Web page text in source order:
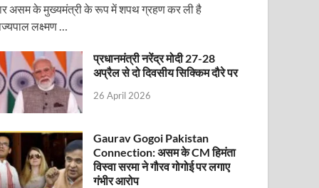
असम के मुख्यमंत्री के रूप में शपथ ग्रहण कर ली है
लक्ष्मण …
प्रधानमंत्री नरेंद्र मोदी 27-28
अप्रैल से दो दिवसीय सिक्किम दौरे पर
26 April 2026
Gaurav Gogoi Pakistan
Connection: असम के CM हिमंता
विस्वा सरमा ने गौरव गोगोई पर लगाए
गंभीर आरोप